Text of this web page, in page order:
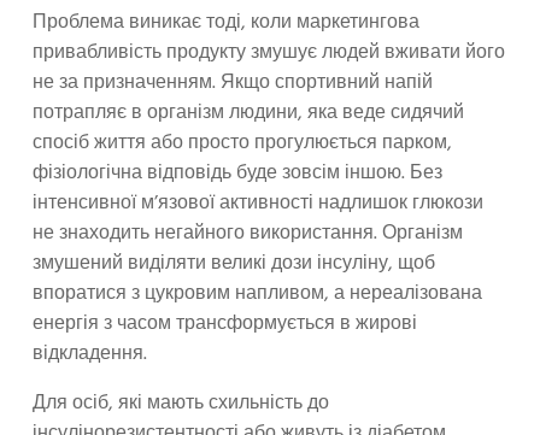
Проблема виникає тоді, коли маркетингова
привабливість продукту змушує людей вживати його
не за призначенням. Якщо спортивний напій
потрапляє в організм людини, яка веде сидячий
спосіб життя або просто прогулюється парком,
фізіологічна відповідь буде зовсім іншою. Без
інтенсивної м’язової активності надлишок глюкози
не знаходить негайного використання. Організм
змушений виділяти великі дози інсуліну, щоб
впоратися з цукровим напливом, а нереалізована
енергія з часом трансформується в жирові
відкладення.
Для осіб, які мають схильність до